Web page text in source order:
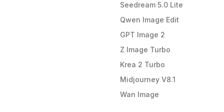
Seedream 5.0 Lite
Qwen Image Edit
GPT Image 2
Z Image Turbo
Krea 2 Turbo
Midjourney V8.1
Wan Image